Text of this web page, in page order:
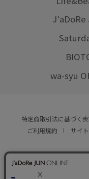
J'aDoRe
wa-syu
特定商取引法に基づく
ご利用規約
サイ